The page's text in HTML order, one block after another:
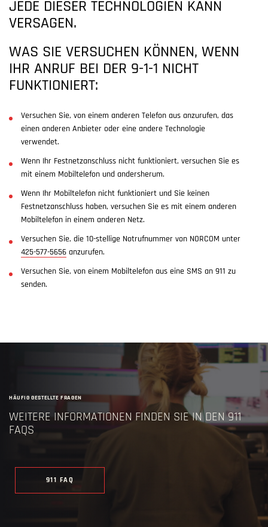
JEDE DIESER TECHNOLOGIEN KANN
VERSAGEN.
WAS SIE VERSUCHEN KÖNNEN, WENN
IHR ANRUF BEI DER 9-1-1 NICHT
FUNKTIONIERT:
Versuchen Sie, von einem anderen Telefon aus anzurufen, das
einen anderen Anbieter oder eine andere Technologie
verwendet.
Wenn Ihr Festnetzanschluss nicht funktioniert, versuchen Sie es
mit einem Mobiltelefon und andersherum.
Wenn Ihr Mobiltelefon nicht funktioniert und Sie keinen
Festnetzanschluss haben, versuchen Sie es mit einem anderen
Mobiltelefon in einem anderen Netz.
Versuchen Sie, die 10-stellige Notrufnummer von NORCOM unter
425-577-5656 anzurufen.
Versuchen Sie, von einem Mobiltelefon aus eine SMS an 911 zu
senden.
HÄUFIG GESTELLTE FRAGEN
WEITERE INFORMATIONEN FINDEN SIE IN DEN 911
FAQS
911 FAQ